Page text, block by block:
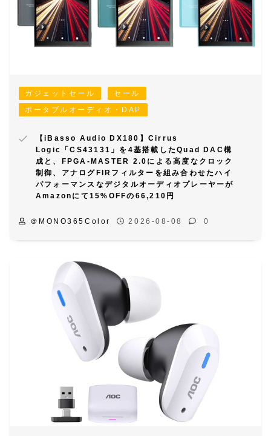
ガジェットセール
セール
ポータブルオーディオ・DAP
【iBasso Audio DX180】Cirrus
Logic「CS43131」を4基搭載したQuad DAC構
成と、FPGA-MASTER 2.0による高度なクロック
制御、アナログFIRフィルターを組み合わせたハイ
パフォーマンスなデジタルオーディオプレーヤーが
Amazonにて15%OFFの66,210円
＠MONO365Color 2026-08-08 0